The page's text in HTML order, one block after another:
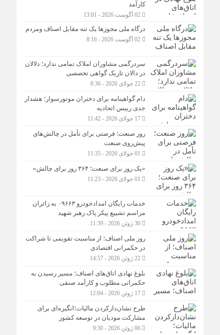
کارآمد
02 آگوست 2026 - 13:01
درگاه ملی مجوزها یک تنه مقابل اصناف ومردم
02 آگوست 2026 - 8:16
سردرگمی مشاوران املاک تمامی ندارد؛ دلالان
در دالان تاریک گواهی تخصصی
22 جولای 2026 - 8:36
دام گواهینامه برای دختران موتورسوار؛ هشدار
جدی رییس اتحادیه
17 جولای 2026 - 11:42
روز صنعت؛ فرصتی برای تأمل در چالش‌های
پیش‌روی صنعت
«یک روز برای صنعت؛ ۳۶۴ روز برای چالش»
خدمات رایگان امدادخودرو ۰۹۶۶۳ به زائران
مراسم تشییع پیکر پاک رهبر شهید
30 ژوئن 2026 - 11:39
روز ملی اصناف؛ از مناسبت تقویمی تا شراکت
در حکمرانی اقتصادی
22 ژوئن 2026 - 14:57
بلوغ نهادی اتاق‌های اصناف؛ مسیر رسیدن به
حکمرانی مطلوب و کارآمد صنفی
17 ژوئن 2026 - 12:04
طرح نشان‌دارکردن مالیات؛انگیزه‌ای برای
مشارکت مودیان در توسعه کشور
06 ژوئن 2026 - 9:30